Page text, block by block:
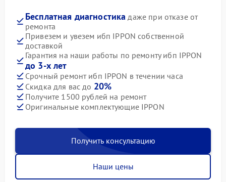
Бесплатная диагностика даже при отказе от
ремонта
Привезем и увезем ибп IPPON собственной
доставкой
Гарантия на наши работы по ремонту ибп IPPON
до 3-х лет
Срочный ремонт ибп IPPON в течении часа
Скидка для вас до 20%
Получите 1500 рублей на ремонт
Оригинальные комплектующие IPPON
Получить консультацию
Наши цены